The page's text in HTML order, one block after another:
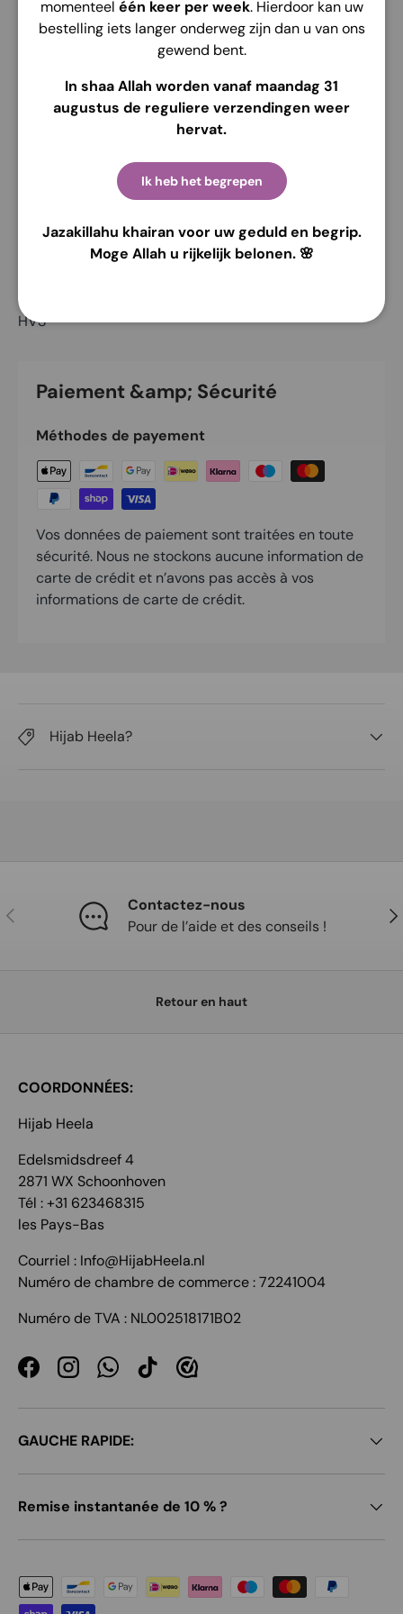
Dimension Buku :
Kemasan Buku :
Jourlah Halaman :
272 Halaman
Jenis Kertas :
HVS
Paiement &amp; Sécurité
Méthodes de payement
Vos données de paiement sont traitées en toute
sécurité. Nous ne stockons aucune information de
carte de crédit et n’avons pas accès à vos
informations de carte de crédit.
Hijab Heela?
momenteel één keer per week. Hierdoor kan uw
bestelling iets langer onderweg zijn dan u van ons
gewend bent.
In shaa Allah worden vanaf maandag 31
augustus de reguliere verzendingen weer
hervat.
Ik heb het begrepen
Jazakillahu khairan voor uw geduld en begrip.
Moge Allah u rijkelijk belonen. 🌸
Précédent
Contactez-nous
Pour de l’aide et des conseils !
Retour en haut
COORDONNÉES:
Hijab Heela
Edelsmidsdreef 4
2871 WX Schoonhoven
Tél : +31 623468315
les Pays-Bas
Courriel : Info@HijabHeela.nl
Numéro de chambre de commerce : 72241004
Numéro de TVA : NL002518171B02
FacebookInstagramWhatsApp
TikTok
GAUCHE RAPIDE:
Remise instantanée de 10 % ?
Moyens de paiement acceptés